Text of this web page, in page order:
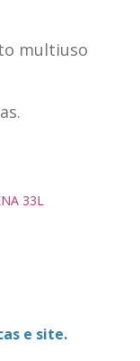
multiuso
33L
e site.